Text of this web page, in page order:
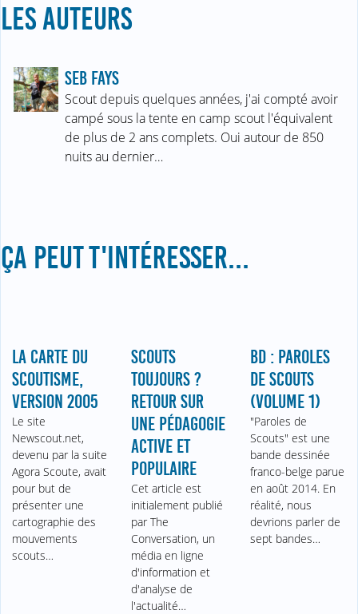
LES AUTEURS
SEB FAYS
Scout depuis quelques années, j'ai compté avoir
campé sous la tente en camp scout l'équivalent
de plus de 2 ans complets. Oui autour de 850
nuits au dernier…
ÇA PEUT T'INTÉRESSER...
LA CARTE DU
SCOUTISME,
VERSION 2005
Le site
Newscout.net,
devenu par la suite
Agora Scoute, avait
pour but de
présenter une
cartographie des
mouvements
scouts…
SCOUTS
TOUJOURS ?
RETOUR SUR
UNE PÉDAGOGIE
ACTIVE ET
POPULAIRE
Cet article est
initialement publié
par The
Conversation, un
média en ligne
d'information et
d'analyse de
l'actualité…
BD : PAROLES
DE SCOUTS
(VOLUME 1)
"Paroles de
Scouts" est une
bande dessinée
franco-belge parue
en août 2014. En
réalité, nous
devrions parler de
sept bandes…